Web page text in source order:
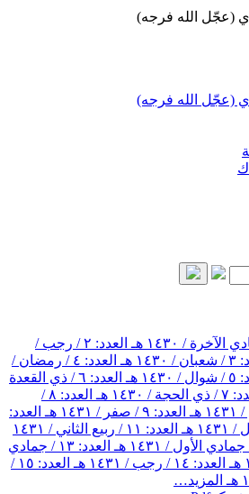
(عجّل الله فرجه)
(عجّل الله فرجه)
العدد: ٢ / رجب /
هـ
العدد: ٤ / رمضان /
هـ
العدد: ٦ / ذي القعدة
/ ١٤٣٠ هـ
العدد: ٨ /
العدد: ٩ / صفر / ١٤٣١ هـ
العدد:
العدد: ١١ / ربيع الثاني / ١٤٣١
العدد: ١٣ / جمادي
العدد: ١٤ / رجب / ١٤٣١ هـ
العدد: ١٥ /
المزيد…